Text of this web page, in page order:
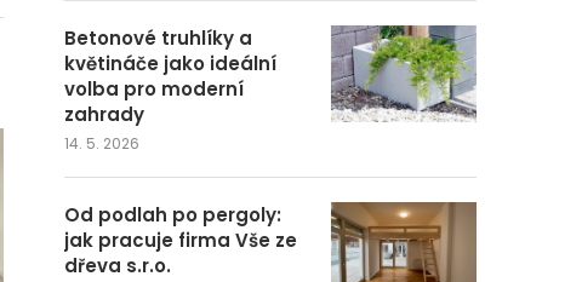
Betonové truhlíky a
květináče jako ideální
volba pro moderní
zahrady
14. 5. 2026
Od podlah po pergoly:
jak pracuje firma Vše ze
dřeva s.r.o.